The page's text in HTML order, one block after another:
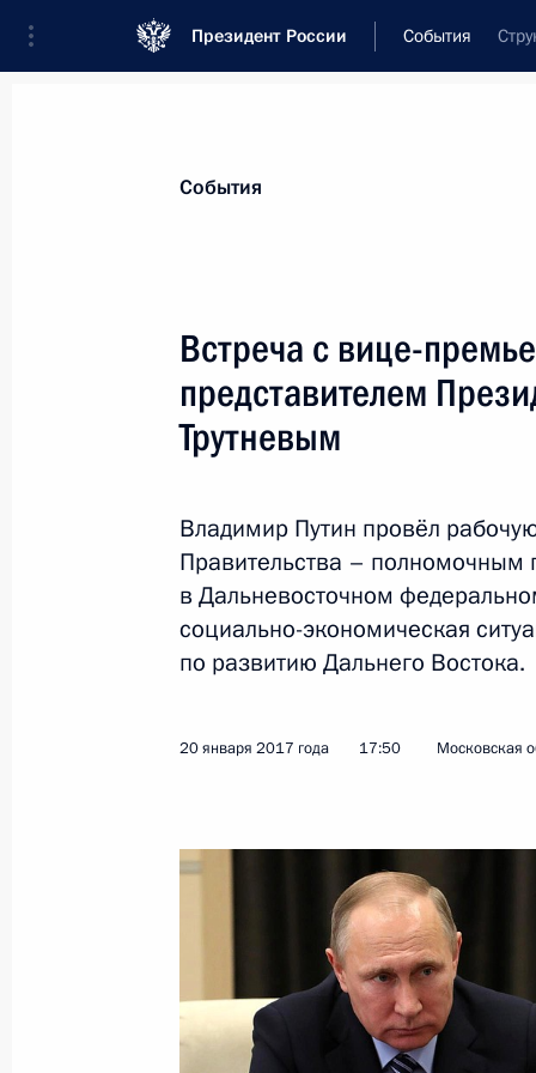
Президент России События
Новости
Встреча с представителями
25 января 2017 года, 16:45
Встреча с участниками Форума
и молодёжных организаций
24 января 2017 года, вторник
Встреча с губернатором
24 января 2017 года, 14:30 Москва, Кремль
События
Встреча с вице-
представителем
Трутневым
Владимир Путин провёл
Правительства – полномочным
в Дальневосточном
социально-экономическая
по развитию Дальнего Востока.
20 января 2017 года 17:50 Московская